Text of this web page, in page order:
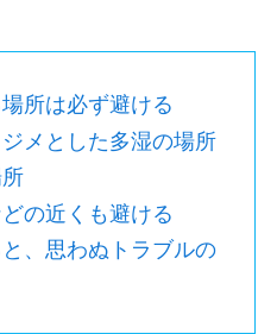
所は必ず避ける
メとした多湿の場所
の近くも避ける
、思わぬトラブルの